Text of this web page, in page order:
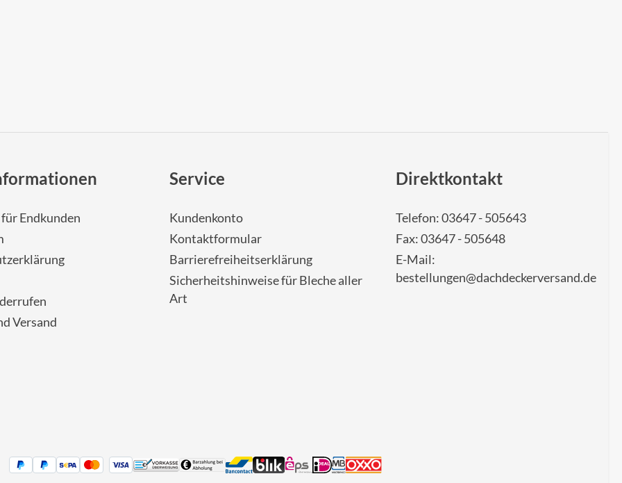
Endkunden
Versand
Service
Kundenkonto
Kontaktformular
Barrierefreiheitserklärung
Sicherheitshinweise für Bleche aller
Art
Direktkontakt
Telefon: 03647 - 505643
Fax: 03647 - 505648
E-Mail:
bestellungen@dachdeckerversand.de